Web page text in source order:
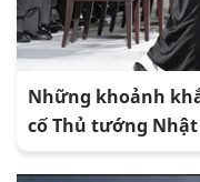
Những khoảnh
cố Thủ tướng Nhật